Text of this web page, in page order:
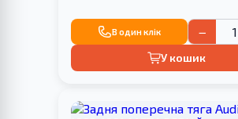
В один клік −
У кошик